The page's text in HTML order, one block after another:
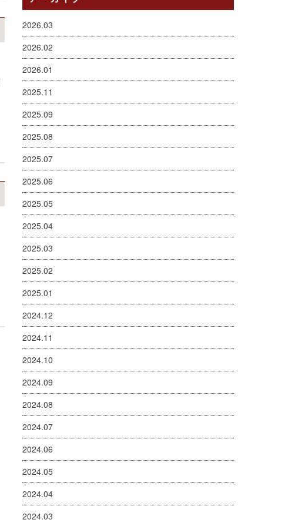
2026.03
2026.02
2026.01
2025.11
2025.09
2025.08
2025.07
2025.06
2025.05
2025.04
2025.03
2025.02
2025.01
2024.12
2024.11
2024.10
2024.09
2024.08
2024.07
2024.06
2024.05
2024.04
2024.03